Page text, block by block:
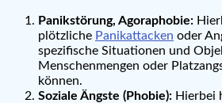
Panikstörung, Agoraphobie:
plötzliche Panikattacken oder
spezifische Situationen und
Menschenmengen oder
können.
Soziale Ängste (Phobie): Hierbei